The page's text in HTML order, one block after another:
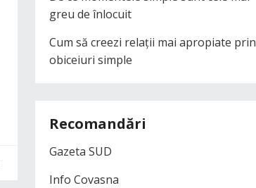
greu de înlocuit
Cum să creezi relații mai apropiate prin
obiceiuri simple
Recomandări
Gazeta SUD
Info Covasna